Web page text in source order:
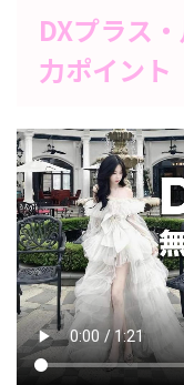
DXプラス
力ポイント